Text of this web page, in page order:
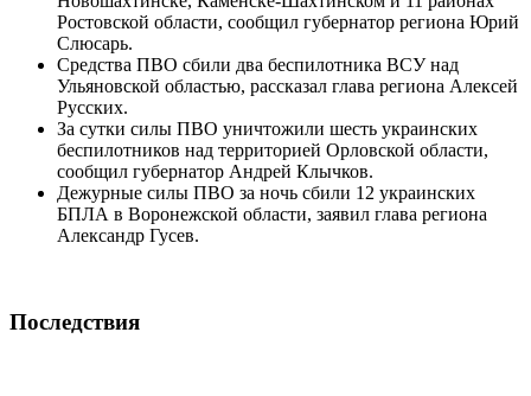
Ростовской области, сообщил губернатор региона Юрий
Слюсарь.
Средства ПВО сбили два беспилотника ВСУ над
Ульяновской областью, рассказал глава региона Алексей
Русских.
За сутки силы ПВО уничтожили шесть украинских
беспилотников над территорией Орловской области,
сообщил губернатор Андрей Клычков.
Дежурные силы ПВО за ночь сбили 12 украинских
БПЛА в Воронежской области, заявил глава региона
Александр Гусев.
Последствия